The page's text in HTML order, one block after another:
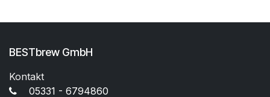
BESTbrew GmbH
Kontakt
05331 - 6794860